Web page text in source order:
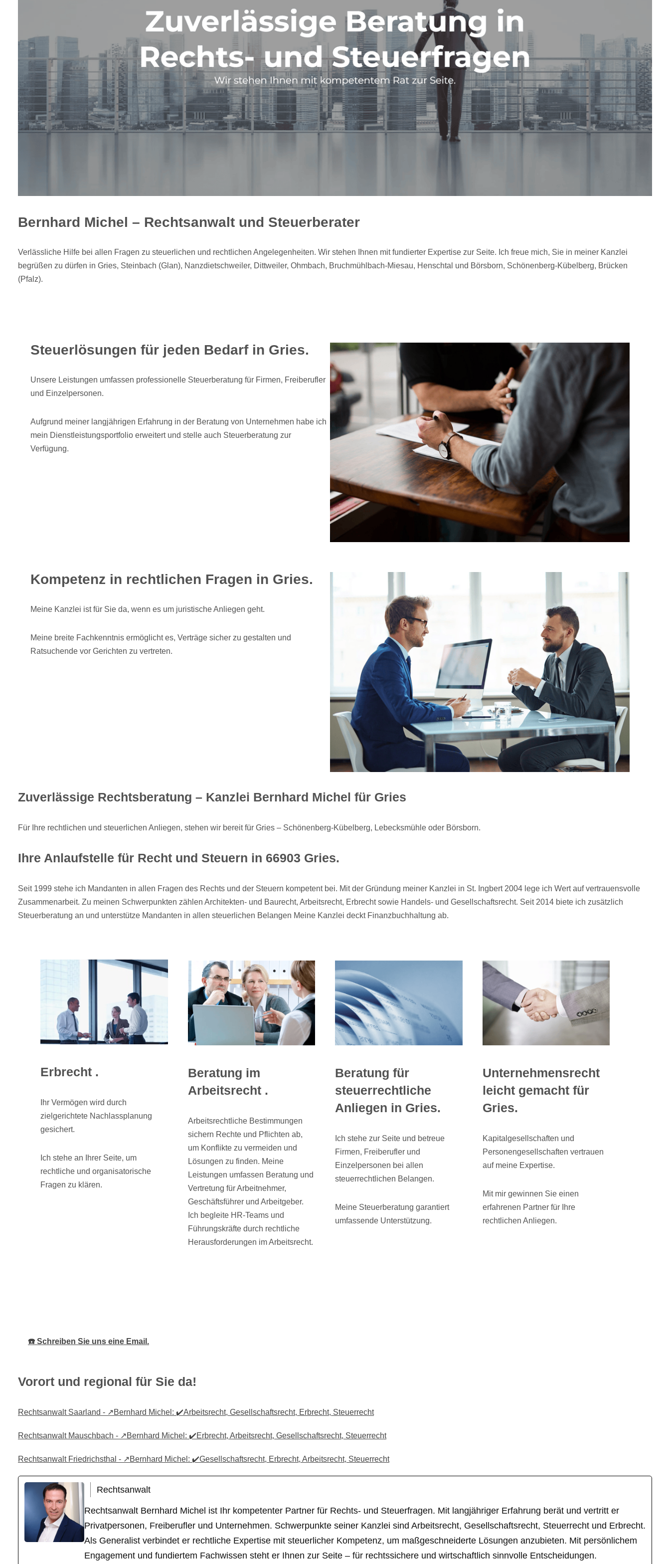
Bernhard Michel – Rechtsanwalt und Steuerberater
Verlässliche Hilfe bei allen Fragen zu steuerlichen und rechtlichen Angelegenheiten. Wir stehen Ihnen mit fundierter Expertise zur Seite. Ich freue mich, Sie in meiner Kanzlei
begrüßen zu dürfen in Gries, Steinbach (Glan), Nanzdietschweiler, Dittweiler, Ohmbach, Bruchmühlbach-Miesau, Henschtal und Börsborn, Schönenberg-Kübelberg, Brücken
(Pfalz).
Steuerlösungen für jeden Bedarf in Gries.
Unsere Leistungen umfassen professionelle Steuerberatung für Firmen, Freiberufler
und Einzelpersonen.
Aufgrund meiner langjährigen Erfahrung in der Beratung von Unternehmen habe ich
mein Dienstleistungsportfolio erweitert und stelle auch Steuerberatung zur
Verfügung.
Kompetenz in rechtlichen Fragen in Gries.
Meine Kanzlei ist für Sie da, wenn es um juristische Anliegen geht.
Meine breite Fachkenntnis ermöglicht es, Verträge sicher zu gestalten und
Ratsuchende vor Gerichten zu vertreten.
Zuverlässige Rechtsberatung – Kanzlei Bernhard Michel für Gries
Für Ihre rechtlichen und steuerlichen Anliegen, stehen wir bereit für Gries – Schönenberg-Kübelberg, Lebecksmühle oder Börsborn.
Ihre Anlaufstelle für Recht und Steuern in 66903 Gries.
Seit 1999 stehe ich Mandanten in allen Fragen des Rechts und der Steuern kompetent bei. Mit der Gründung meiner Kanzlei in St. Ingbert 2004 lege ich Wert auf vertrauensvolle
Zusammenarbeit. Zu meinen Schwerpunkten zählen Architekten- und Baurecht, Arbeitsrecht, Erbrecht sowie Handels- und Gesellschaftsrecht. Seit 2014 biete ich zusätzlich
Steuerberatung an und unterstütze Mandanten in allen steuerlichen Belangen Meine Kanzlei deckt Finanzbuchhaltung ab.
Erbrecht .
Ihr Vermögen wird durch
zielgerichtete Nachlassplanung
gesichert.
Ich stehe an Ihrer Seite, um
rechtliche und organisatorische
Fragen zu klären.
Beratung im
Arbeitsrecht .
Arbeitsrechtliche Bestimmungen
sichern Rechte und Pflichten ab,
um Konflikte zu vermeiden und
Lösungen zu finden. Meine
Leistungen umfassen Beratung und
Vertretung für Arbeitnehmer,
Geschäftsführer und Arbeitgeber.
Ich begleite HR-Teams und
Führungskräfte durch rechtliche
Herausforderungen im Arbeitsrecht.
Beratung für
steuerrechtliche
Anliegen in Gries.
Ich stehe zur Seite und betreue
Firmen, Freiberufler und
Einzelpersonen bei allen
steuerrechtlichen Belangen.
Meine Steuerberatung garantiert
umfassende Unterstützung.
Unternehmensrecht
leicht gemacht für
Gries.
Kapitalgesellschaften und
Personengesellschaften vertrauen
auf meine Expertise.
Mit mir gewinnen Sie einen
erfahrenen Partner für Ihre
rechtlichen Anliegen.
☎️ Schreiben Sie uns eine Email.
Vorort und regional für Sie da!
Rechtsanwalt Saarland - ↗️Bernhard Michel: ✔️Arbeitsrecht, Gesellschaftsrecht, Erbrecht, Steuerrecht
Rechtsanwalt Mauschbach - ↗️Bernhard Michel: ✔️Erbrecht, Arbeitsrecht, Gesellschaftsrecht, Steuerrecht
Rechtsanwalt Friedrichsthal - ↗️Bernhard Michel: ✔️Gesellschaftsrecht, Erbrecht, Arbeitsrecht, Steuerrecht
Rechtsanwalt
Rechtsanwalt Bernhard Michel ist Ihr kompetenter Partner für Rechts- und Steuerfragen. Mit langjähriger Erfahrung berät und vertritt er
Privatpersonen, Freiberufler und Unternehmen. Schwerpunkte seiner Kanzlei sind Arbeitsrecht, Gesellschaftsrecht, Steuerrecht und Erbrecht.
Als Generalist verbindet er rechtliche Expertise mit steuerlicher Kompetenz, um maßgeschneiderte Lösungen anzubieten. Mit persönlichem
Engagement und fundiertem Fachwissen steht er Ihnen zur Seite – für rechtssichere und wirtschaftlich sinnvolle Entscheidungen.